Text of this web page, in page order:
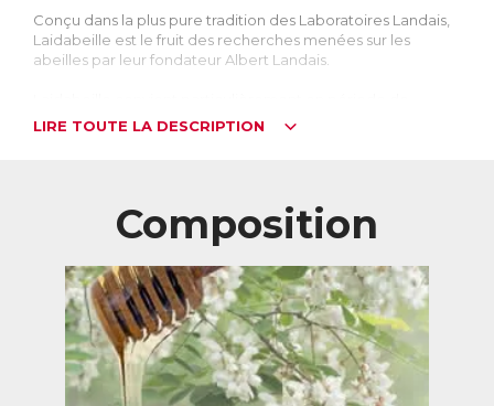
Conçu dans la plus pure tradition des Laboratoires Landais,
Laidabeille est le fruit des recherches menées sur les
abeilles par leur fondateur Albert Landais.
changement de saison, afin de fortifier l’organisme. Ses
Son extrême pureté en fait un produit adapté aux enfants
comme aux personnes âgées.
Un savoir-faire authentique
En 1949, Albert Landais fait des recherches sur les propriétés
des produits de la ruche, et découvre les exceptionnelles
capacités de la Gelée Royale et des Embryons de Reines
d’Abeille. Il décide de les réunir pour créer un produit
unique : Laidabeille.
LIRE TOUTE LA DESCRIPTION
Composition